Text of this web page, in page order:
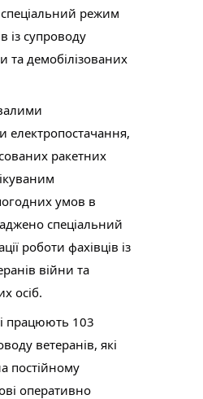
режим
із супроводу
та демобілізованих
електропостачання,
ракетних
умов в
спеціальний
роботи фахівців із
війни та
осіб.
працюють 103
ветеранів, які
постійному
оперативно